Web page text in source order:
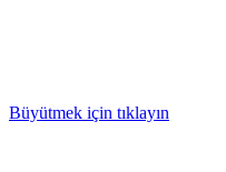
Büyütmek için tıklayın